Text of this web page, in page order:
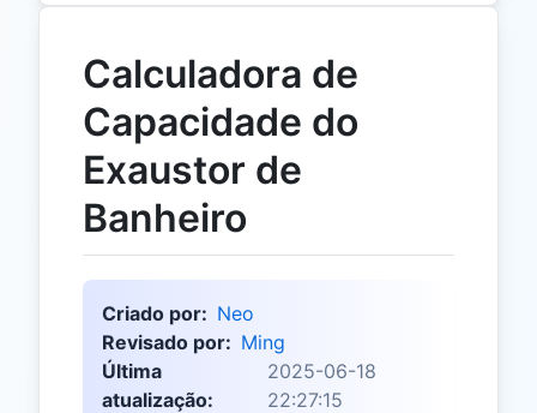
Calculadora de
Capacidade do
Exaustor de
Banheiro
Criado por: Neo
Revisado por: Ming
Última
atualização:
2025-06-18
22:27:15